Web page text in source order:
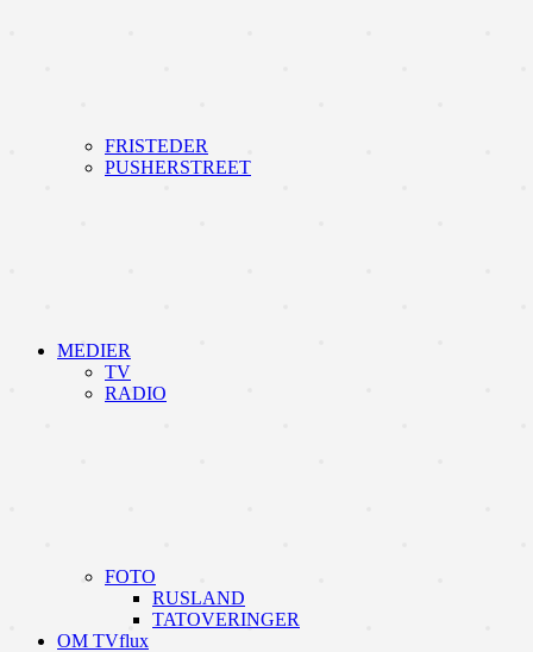
FRISTEDER
PUSHERSTREET
MEDIER
TV
RADIO
FOTO
RUSLAND
TATOVERINGER
OM TVflux